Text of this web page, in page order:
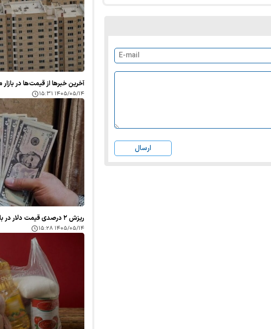
ارسال
آخرین خبر‌ها از قیمت‌ها در
۱۴۰۵/۰۵/۱۴ ۱۵:۳۱
ریزش ۲ درصدی قیمت دلار در بازار آزاد مشهد+ علت
۱۴۰۵/۰۵/۱۴ ۱۵:۲۸